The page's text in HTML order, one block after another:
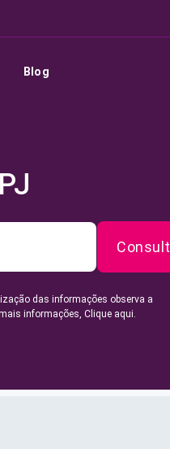
Blog
das informações observa a
informações, Clique aqui.